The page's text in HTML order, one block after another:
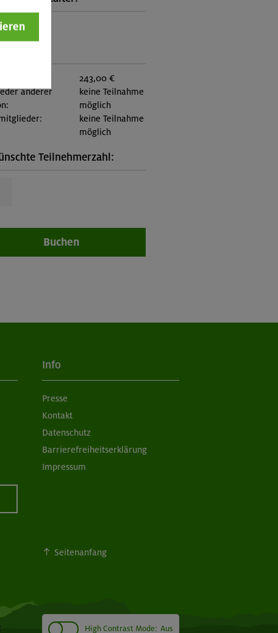
Oberland
243,00 €
anderer
keine Teilnahme
möglich
keine Teilnahme
möglich
Teilnehmerzahl:
Buchen
Info
Presse
Kontakt
Datenschutz
Barrierefreiheitserklärung
Impressum
Seitenanfang
High Contrast Mode: Aus